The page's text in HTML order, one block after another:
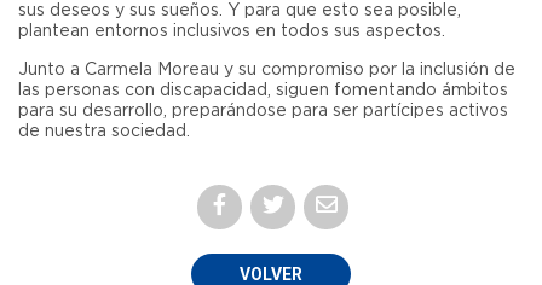
sus deseos y sus sueños. Y para que esto sea posible,
plantean entornos inclusivos en todos sus aspectos.
Junto a Carmela Moreau y su compromiso por la inclusión de
las personas con discapacidad, siguen fomentando ámbitos
para su desarrollo, preparándose para ser partícipes activos
de nuestra sociedad.
VOLVER